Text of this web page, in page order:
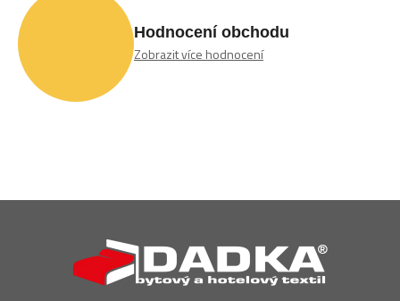
Hodnocení obchodu
Zobrazit více hodnocení